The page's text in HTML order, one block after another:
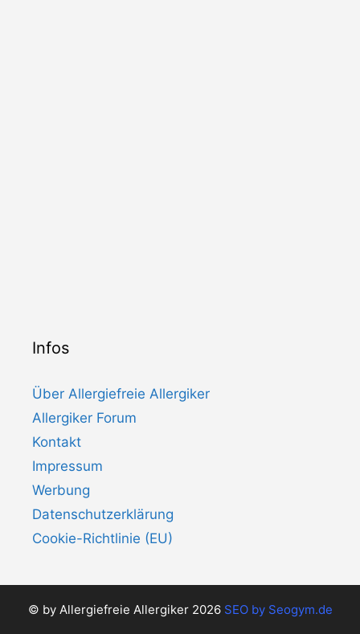
Infos
Über Allergiefreie Allergiker
Allergiker Forum
Kontakt
Impressum
Werbung
Datenschutzerklärung
Cookie-Richtlinie (EU)
© by Allergiefreie Allergiker 2026 SEO by Seogym.de